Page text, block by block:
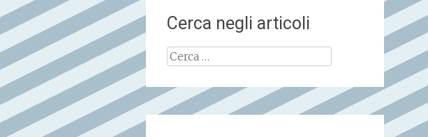
Cerca negli articoli
Ricerca